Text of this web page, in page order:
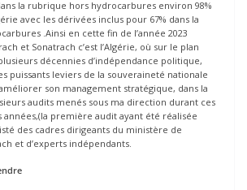
la rubrique hors hydrocarbures environ 98%
avec les dérivées inclus pour 67% dans la
.Ainsi en cette fin de l’année 2023
et Sonatrach c’est l’Algérie, où sur le plan
décennies d’indépendance politique,
puissants leviers de la souveraineté nationale
son management stratégique, dans la
audits menés sous ma direction durant ces
première audit ayant été réalisée
des cadres dirigeants du ministère de
et d’experts indépendants.